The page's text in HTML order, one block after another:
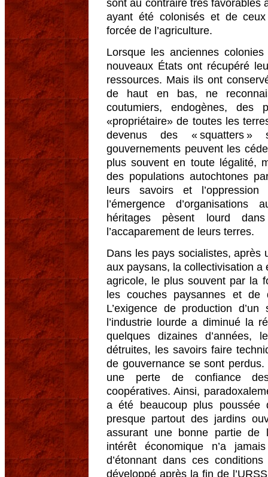
sont au contraire très favorables
ayant été colonisés et de
forcée de l’agriculture.
Lorsque les anciennes
nouveaux États ont récupéré
ressources. Mais ils ont
de haut en bas, ne
coutumiers, endogènes, des
«propriétaire» de toutes les
devenus des « squatters
gouvernements peuvent les
plus souvent en toute légalité,
des populations autochtones
leurs savoirs et
l’émergence
héritages pèsent lourd
l’accaparement de leurs terres.
Dans les pays socialistes, après
aux paysans, la collectivisation
agricole, le plus souvent par la
les couches paysannes et de
L’exigence de production
l’industrie lourde a diminué la
quelques dizaines d’années,
détruites, les savoirs faire
de gouvernance se sont
une perte de confiance
coopératives. Ainsi,
a été beaucoup plus
presque partout des jardins
assurant une bonne partie de
intérêt économique n’a
d’étonnant dans ces
développé après la fin de